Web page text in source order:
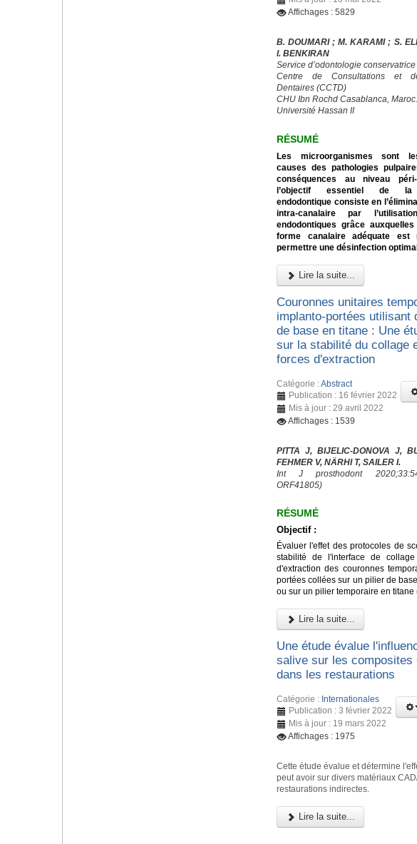
Affichages : 5829
B. DOUMARI ; M. KARAMI ; S.
I. BENKIRAN
Service d’odontologie
Centre de Consultations et
Dentaires (CCTD)
CHU Ibn Rochd Casablanca, Maroc.
Université Hassan II
RÉSUMÉ
Les microorganismes sont
causes des pathologies
conséquences au niveau
l’objectif essentiel de la
endodontique consiste en
intra-canalaire par
endodontiques grâce
forme canalaire adéquate est
permettre une désinfection
Lire la suite...
Couronnes unitaires
implanto-portées utilisant
de base en titane : Une
sur la stabilité du collage
forces d'extraction
Catégorie :Abstract
Publication : 16 février 2022
Mis à jour : 29 avril 2022
Affichages : 1539
PITTA J, BIJELIC-DONOVA J,
FEHMER V, NÄRHI T, SAILER I.
Int J prosthodont
ORF41805)
RÉSUMÉ
Objectif :
Évaluer l'effet des protocoles de
stabilité de l'interface de
d'extraction des couronnes
portées collées sur un pilier de
ou sur un pilier temporaire en titane
Lire la suite...
Une étude évalue
salive sur les composites
dans les restaurations
Catégorie : Internationales
Publication : 3 février 2022
Mis à jour : 19 mars 2022
Affichages : 1975
Cette étude évalue et détermine
peut avoir sur divers matériaux
restaurations indirectes.
Lire la suite...